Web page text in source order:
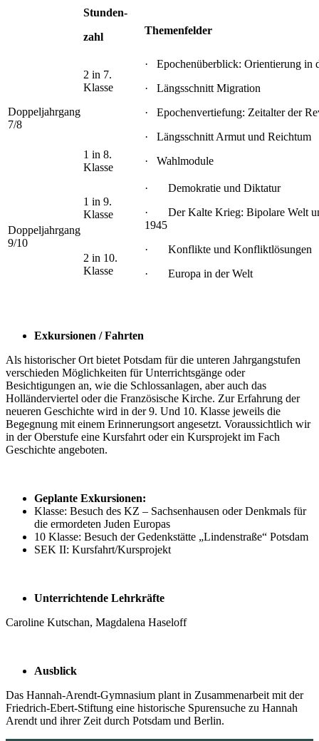
Stunden-
zahl
Themenfelder
Doppeljahrgang
7/8
2 in 7.
Klasse
· Epochenüberblick: Orientierung in
· Längsschnitt Migration
· Epochenvertiefung: Zeitalter der
· Längsschnitt Armut und Reichtum
· Wahlmodule
1 in 8.
Klasse
Doppeljahrgang
9/10
1 in 9.
Klasse
· Demokratie und Diktatur
· Der Kalte Krieg: Bipolare Welt
1945
· Konflikte und Konfliktlösungen
· Europa in der Welt
2 in 10.
Klasse
Exkursionen / Fahrten
Als historischer Ort bietet Potsdam für die unteren Jahrgangstufen
verschieden Möglichkeiten für Unterrichtsgänge oder
Besichtigungen an, wie die Schlossanlagen, aber auch das
Holländerviertel oder die Französische Kirche. Zur Erfahrung der
neueren Geschichte wird in der 9. Und 10. Klasse jeweils die
Begegnung mit einem Erinnerungsort angesetzt. Voraussichtlich wir
in der Oberstufe eine Kursfahrt oder ein Kursprojekt im Fach
Geschichte angeboten.
Geplante Exkursionen:
Klasse: Besuch des KZ – Sachsenhausen oder Denkmals für
die ermordeten Juden Europas
10 Klasse: Besuch der Gedenkstätte „Lindenstraße“ Potsdam
SEK II: Kursfahrt/Kursprojekt
Unterrichtende Lehrkräfte
Caroline Kutschan, Magdalena Haseloff
Ausblick
Das Hannah-Arendt-Gymnasium plant in Zusammenarbeit mit der
Friedrich-Ebert-Stiftung eine historische Spurensuche zu Hannah
Arendt und ihrer Zeit durch Potsdam und Berlin.